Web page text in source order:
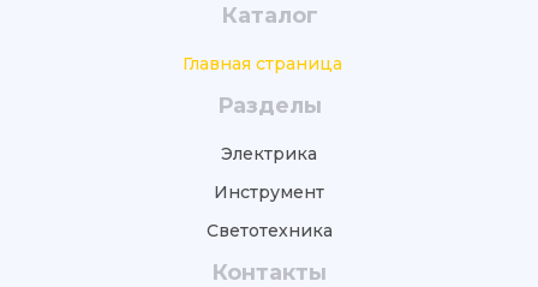
Каталог
Главная страница
Разделы
Электрика
Инструмент
Светотехника
Контакты